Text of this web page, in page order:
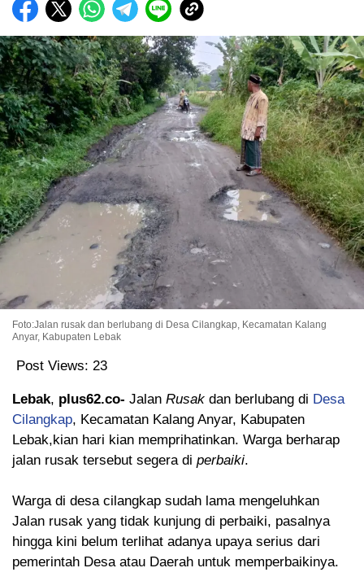
Foto:Jalan rusak dan berlubang di Desa Cilangkap, Kecamatan Kalang
Anyar, Kabupaten Lebak
Post Views: 23
Lebak, plus62.co- Jalan Rusak dan berlubang di Desa
Cilangkap, Kecamatan Kalang Anyar, Kabupaten
Lebak,kian hari kian memprihatinkan. Warga berharap
jalan rusak tersebut segera di perbaiki.
Warga di desa cilangkap sudah lama mengeluhkan
Jalan rusak yang tidak kunjung di perbaiki, pasalnya
hingga kini belum terlihat adanya upaya serius dari
pemerintah Desa atau Daerah untuk memperbaikinya.